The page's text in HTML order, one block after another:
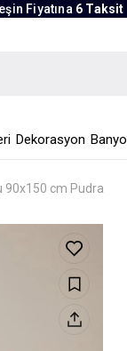
Fiyatına 6 Taksit
Dekorasyon Banyo
90x150 cm Pudra